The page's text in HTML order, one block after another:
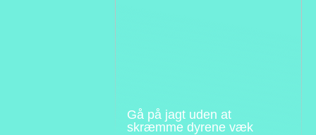
Gå på jagt uden at
skræmme dyrene væk